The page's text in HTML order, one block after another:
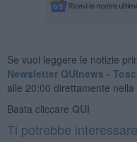
Se vuoi leggere le notizie
Newsletter QUInews -
alle 20:00 direttamente nella
Basta cliccare QUI
Ti potrebbe